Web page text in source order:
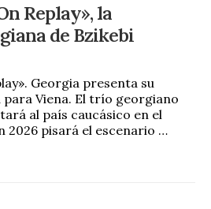
Replay», la
de Bzikebi
Georgia presenta su
Viena. El trío georgiano
al país caucásico en el
2026 pisará el escenario …